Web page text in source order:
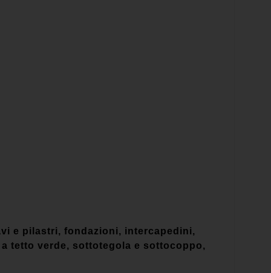
e pilastri, fondazioni, intercapedini,
tetto verde, sottotegola e sottocoppo,